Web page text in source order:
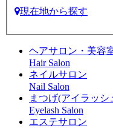
現在地から探す
ヘアサロン・美容
Hair Salon
ネイルサロン
Nail Salon
まつげ(アイラッシ
Eyelash Salon
エステサロン